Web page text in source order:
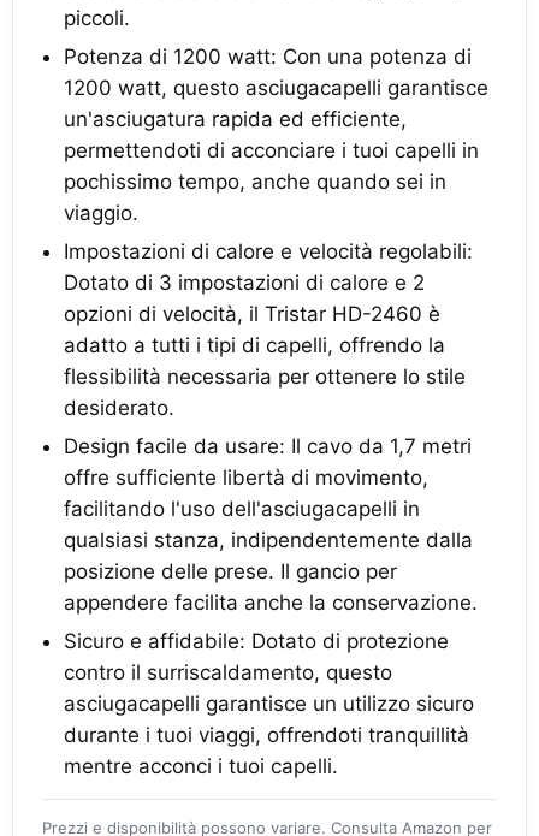
piccoli.
Potenza di 1200 watt: Con una potenza di
1200 watt, questo asciugacapelli garantisce
un'asciugatura rapida ed efficiente,
permettendoti di acconciare i tuoi capelli in
pochissimo tempo, anche quando sei in
viaggio.
Impostazioni di calore e velocità regolabili:
Dotato di 3 impostazioni di calore e 2
opzioni di velocità, il Tristar HD-2460 è
adatto a tutti i tipi di capelli, offrendo la
flessibilità necessaria per ottenere lo stile
desiderato.
Design facile da usare: Il cavo da 1,7 metri
offre sufficiente libertà di movimento,
facilitando l'uso dell'asciugacapelli in
qualsiasi stanza, indipendentemente dalla
posizione delle prese. Il gancio per
appendere facilita anche la conservazione.
Sicuro e affidabile: Dotato di protezione
contro il surriscaldamento, questo
asciugacapelli garantisce un utilizzo sicuro
durante i tuoi viaggi, offrendoti tranquillità
mentre acconci i tuoi capelli.
Prezzi e disponibilità possono variare. Consulta Amazon per